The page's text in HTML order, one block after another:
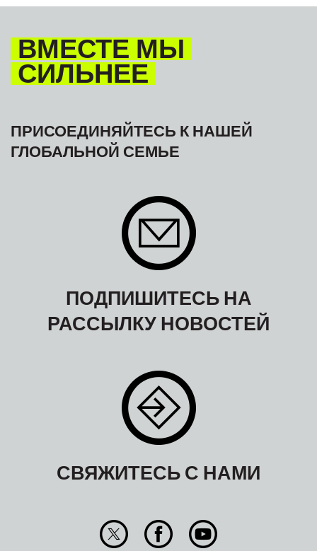
ВМЕСТЕ МЫ
СИЛЬНЕЕ
ПРИСОЕДИНЯЙТЕСЬ К НАШЕЙ
ГЛОБАЛЬНОЙ СЕМЬЕ
ПОДПИШИТЕСЬ НА
РАССЫЛКУ НОВОСТЕЙ
СВЯЖИТЕСЬ С НАМИ